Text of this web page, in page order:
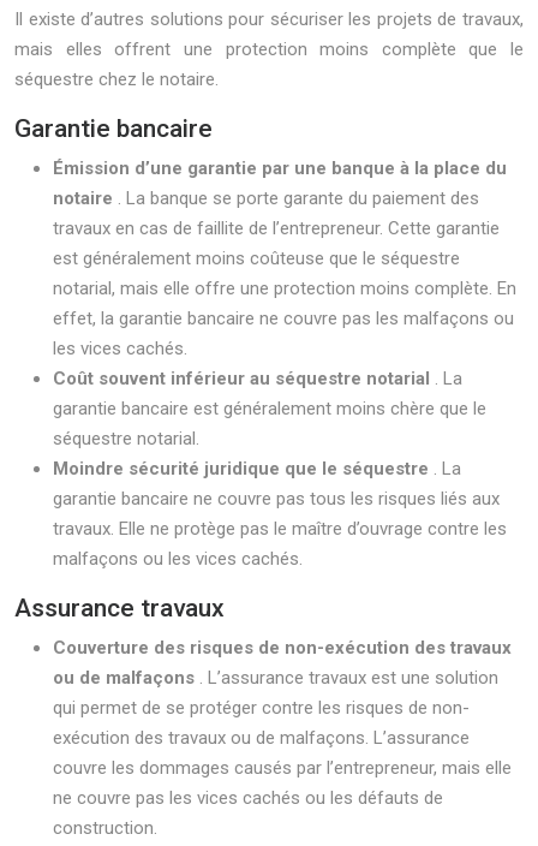
Il existe d’autres solutions pour sécuriser les projets de travaux,
mais elles offrent une protection moins complète que le
séquestre chez le notaire.
Garantie bancaire
Émission d’une garantie par une banque à la place du
notaire . La banque se porte garante du paiement des
travaux en cas de faillite de l’entrepreneur. Cette garantie
est généralement moins coûteuse que le séquestre
notarial, mais elle offre une protection moins complète. En
effet, la garantie bancaire ne couvre pas les malfaçons ou
les vices cachés.
Coût souvent inférieur au séquestre notarial . La
garantie bancaire est généralement moins chère que le
séquestre notarial.
Moindre sécurité juridique que le séquestre . La
garantie bancaire ne couvre pas tous les risques liés aux
travaux. Elle ne protège pas le maître d’ouvrage contre les
malfaçons ou les vices cachés.
Assurance travaux
Couverture des risques de non-exécution des travaux
ou de malfaçons . L’assurance travaux est une solution
qui permet de se protéger contre les risques de non-
exécution des travaux ou de malfaçons. L’assurance
couvre les dommages causés par l’entrepreneur, mais elle
ne couvre pas les vices cachés ou les défauts de
construction.